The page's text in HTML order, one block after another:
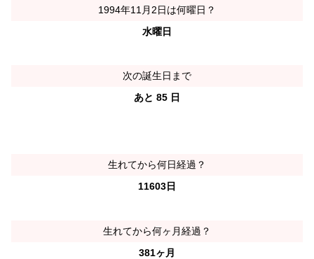
1994年11月2日は何曜日？
水曜日
次の誕生日まで
あと 85 日
生れてから何日経過？
11603日
生れてから何ヶ月経過？
381ヶ月